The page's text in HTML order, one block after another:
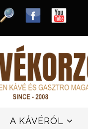
A KÁVÉRÓL